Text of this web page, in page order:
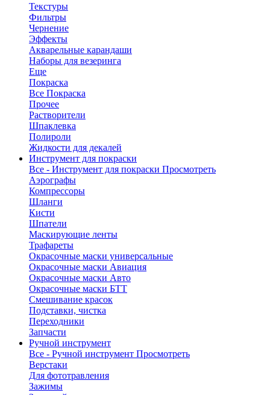
Текстуры
Фильтры
Чернение
Эффекты
Акварельные карандаши
Наборы для везеринга
Еще
Покраска
Все Покраска
Прочее
Растворители
Шпаклевка
Полироли
Жидкости для декалей
Инструмент для покраски
Все - Инструмент для покраски Просмотреть
Аэрографы
Компрессоры
Шланги
Кисти
Шпатели
Маскирующие ленты
Трафареты
Окрасочные маски универсальные
Окрасочные маски Авиация
Окрасочные маски Авто
Окрасочные маски БТТ
Смешивание красок
Подставки, чистка
Переходники
Запчасти
Ручной инструмент
Все - Ручной инструмент Просмотреть
Верстаки
Для фототравления
Зажимы